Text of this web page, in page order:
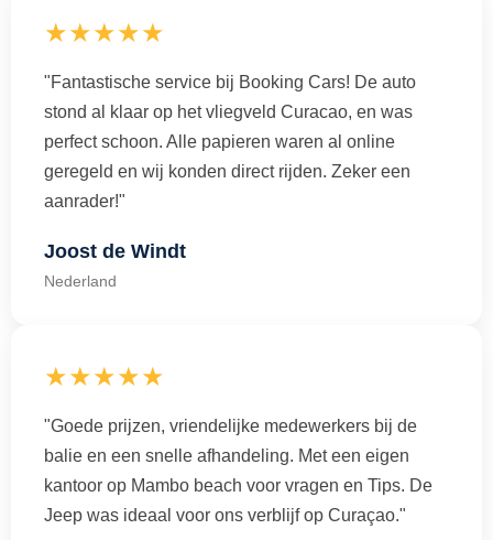
★★★★★
"Fantastische service bij Booking Cars! De auto
stond al klaar op het vliegveld Curacao, en was
perfect schoon. Alle papieren waren al online
geregeld en wij konden direct rijden. Zeker een
aanrader!"
Joost de Windt
Nederland
★★★★★
"Goede prijzen, vriendelijke medewerkers bij de
balie en een snelle afhandeling. Met een eigen
kantoor op Mambo beach voor vragen en Tips. De
Jeep was ideaal voor ons verblijf op Curaçao."